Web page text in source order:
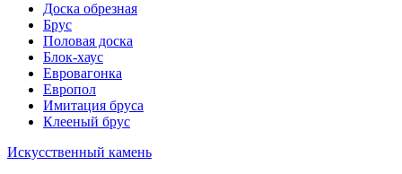
Доска обрезная
Брус
Половая доска
Блок-хаус
Евровагонка
Европол
Имитация бруса
Клееный брус
Искусственный камень